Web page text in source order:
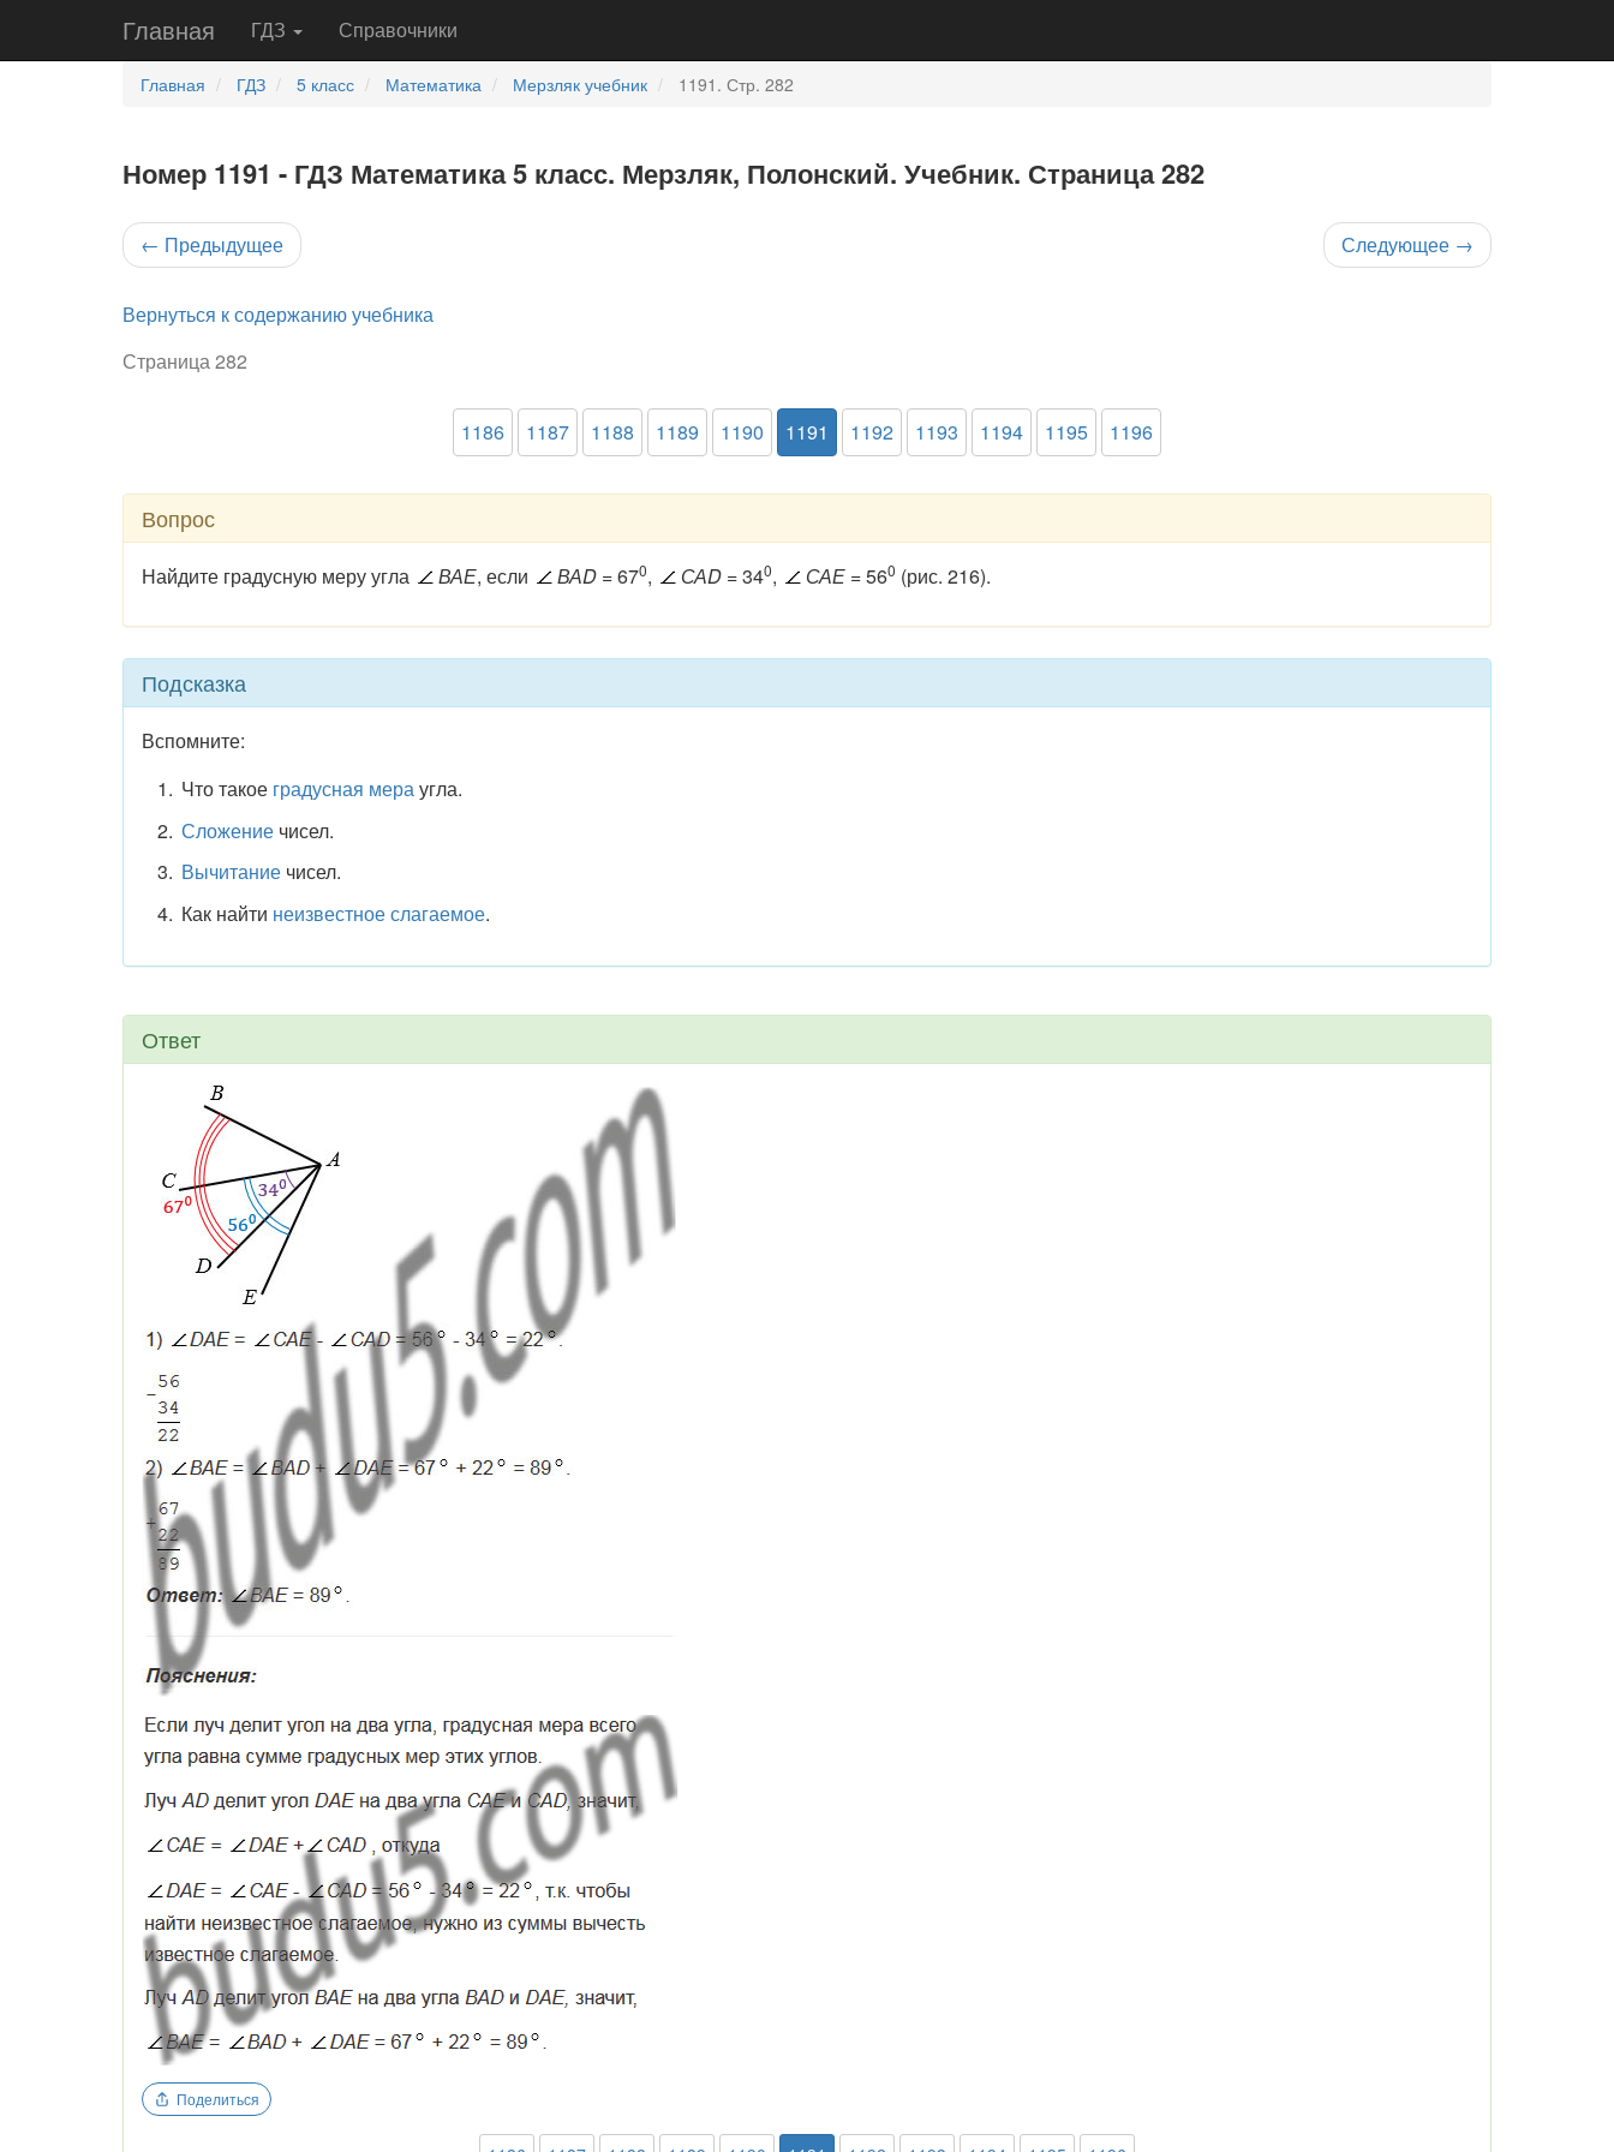
Главная ГДЗ Справочники
Главная ГДЗ 5 класс Математика Мерзляк учебник 1191. Стр. 282
Номер 1191 - ГДЗ Математика 5 класс. Мерзляк, Полонский. Учебник. Страница 282
← Предыдущее Следующее →
Вернуться к содержанию учебника
Страница 282
1186 1187 1188 1189 1190 1191 1192 1193 1194 1195 1196
Вопрос
Найдите градусную меру угла ВАЕ, если ВАD = 670, САD = 340, САЕ = 560 (рис. 216).
Подсказка
Вспомните:
Что такое градусная мераугла.
Сложениечисел.
Вычитаниечисел.
Как найти неизвестное слагаемое.
Ответ
Поделиться